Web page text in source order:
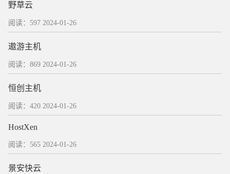
野草云
阅读：597 2024-01-26
遨游主机
阅读：869 2024-01-26
恒创主机
阅读：420 2024-01-26
HostXen
阅读：565 2024-01-26
景安快云